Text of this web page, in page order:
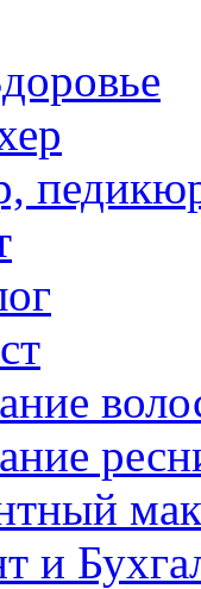
и